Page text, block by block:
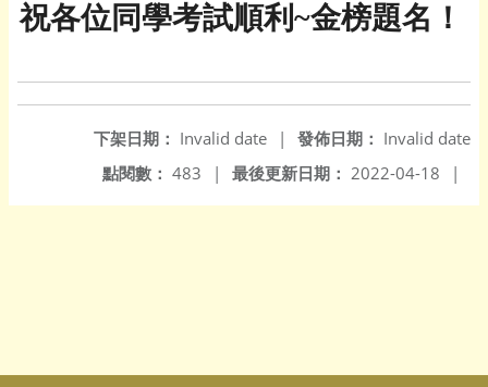
祝各位同學考試順利~金榜題名！
發佈日期： Invalid date
下架日期： Invalid date
|
最後更新日期： 2022-04-18 |
點閱數： 483 |